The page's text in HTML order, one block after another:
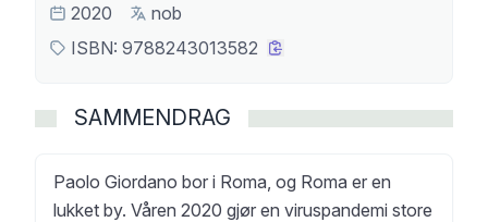
2020
nob
ISBN: 9788243013582
SAMMENDRAG
Paolo Giordano bor i Roma, og Roma er en
lukket by. Våren 2020 gjør en viruspandemi store